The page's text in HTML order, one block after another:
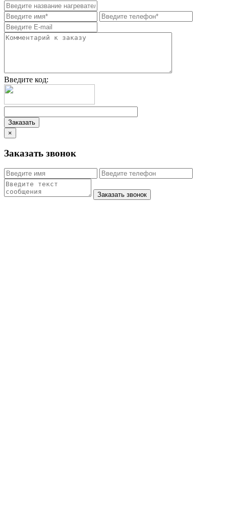
Введите код:
×
Заказать звонок